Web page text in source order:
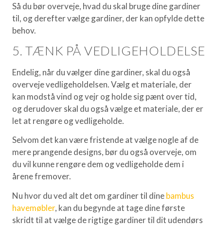
Så du bør overveje, hvad du skal bruge dine gardiner
til, og derefter vælge gardiner, der kan opfylde dette
behov.
5. TÆNK PÅ VEDLIGEHOLDELSE
Endelig, når du vælger dine gardiner, skal du også
overveje vedligeholdelsen. Vælg et materiale, der
kan modstå vind og vejr og holde sig pænt over tid,
og derudover skal du også vælge et materiale, der er
let at rengøre og vedligeholde.
Selvom det kan være fristende at vælge nogle af de
mere prangende designs, bør du også overveje, om
du vil kunne rengøre dem og vedligeholde dem i
årene fremover.
Nu hvor du ved alt det om gardiner til dinebambus
havemøbler, kan du begynde at tage dine første
skridt til at vælge de rigtige gardiner til dit udendørs